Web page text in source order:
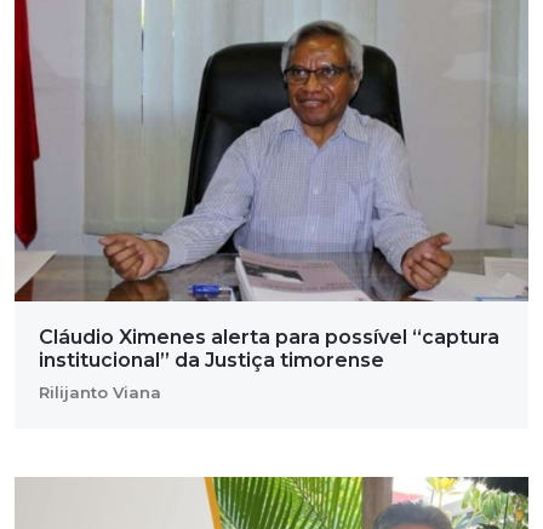
Cláudio Ximenes alerta para possível “captura
institucional” da Justiça timorense
Rilijanto Viana